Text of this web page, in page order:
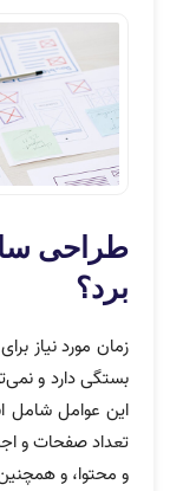
طراحی
برد؟
زمان مورد نیاز
بستگی دارد و
این عوامل شامل
تعداد صفحات و
و محتوا، و